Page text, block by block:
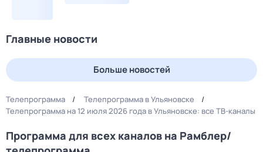
Главные новости
Больше новостей
Телепрограмма
Телепрограмма в Ульяновске
Телепрограмма на 12 июля 2026 года в Ульяновске: все ТВ-каналы
Программа для всех каналов на Рамблер/